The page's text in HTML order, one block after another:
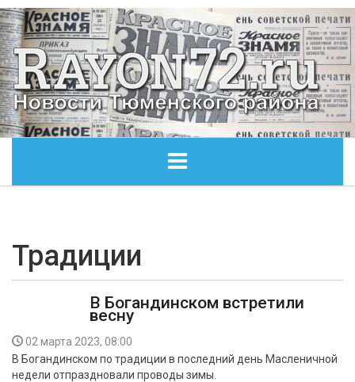
ОБЩЕСТВО
ЭКОНОМИКА
БЕЗОПАСНОСТЬ
Традиции
В Богандинском встретили
весну
02 марта 2023, 08:00
В Богандинском по традиции в последний день Масленичной
недели отпраздновали проводы зимы.